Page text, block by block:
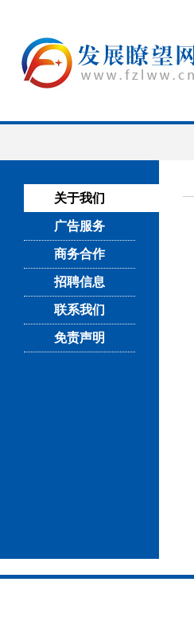
关于我们
广告服务
商务合作
招聘信息
联系我们
免责声明